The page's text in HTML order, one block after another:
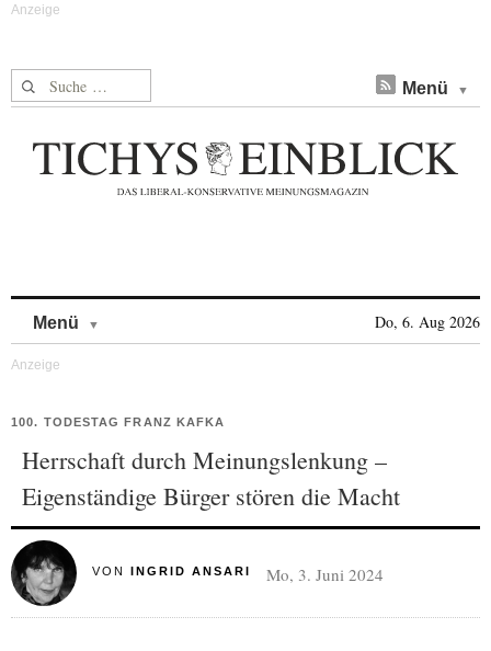
Suche nach: Menü
Menü Do, 6. Aug 2026
100. TODESTAG FRANZ KAFKA
Herrschaft durch Meinungslenkung –
Eigenständige Bürger stören die Macht
VON INGRID ANSARI Mo, 3. Juni 2024